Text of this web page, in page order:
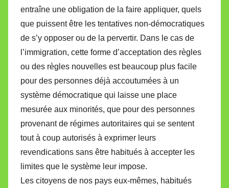
entraîne une obligation de la faire appliquer, quels
que puissent être les tentatives non-démocratiques
de s’y opposer ou de la pervertir. Dans le cas de
l’immigration, cette forme d’acceptation des règles
ou des règles nouvelles est beaucoup plus facile
pour des personnes déjà accoutumées à un
système démocratique qui laisse une place
mesurée aux minorités, que pour des personnes
provenant de régimes autoritaires qui se sentent
tout à coup autorisés à exprimer leurs
revendications sans être habitués à accepter les
limites que le système leur impose.
Les citoyens de nos pays eux-mêmes, habitués